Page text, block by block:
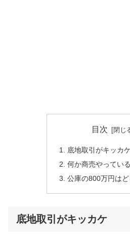
目次
底地取引がキッカケ
何か商売やってい
公庫の800万円は
底地取引がキッカケ